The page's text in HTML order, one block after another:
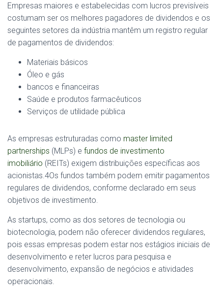
Empresas maiores e estabelecidas com lucros previsíveis
costumam ser os melhores pagadores de dividendos e os
seguintes setores da indústria mantêm um registro regular
de pagamentos de dividendos:
Materiais básicos
Óleo e gás
bancos e financeiras
Saúde e produtos farmacêuticos
Serviços de utilidade pública
As empresas estruturadas como master limited
partnerships (MLPs) e fundos de investimento
imobiliário (REITs) exigem distribuições específicas aos
acionistas. 4Os fundos também podem emitir pagamentos
regulares de dividendos, conforme declarado em seus
objetivos de investimento.
As startups, como as dos setores de tecnologia ou
biotecnologia, podem não oferecer dividendos regulares,
pois essas empresas podem estar nos estágios iniciais de
desenvolvimento e reter lucros para pesquisa e
desenvolvimento, expansão de negócios e atividades
operacionais.